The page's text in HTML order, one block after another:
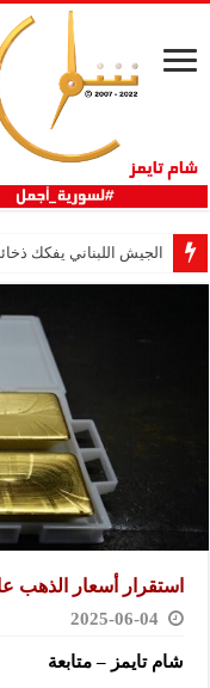
الجيش اللبناني يفكك
استقرار أسعار الذهب
2025-06-04
شام تايمز – متابعة